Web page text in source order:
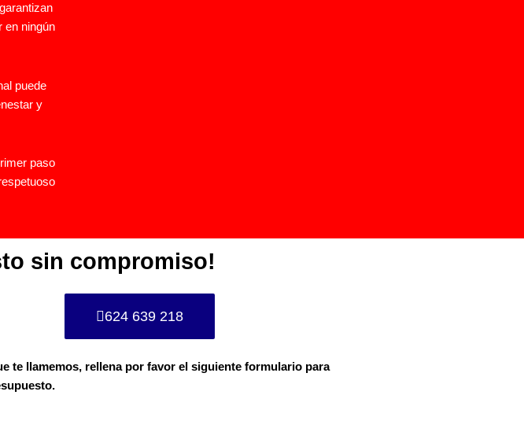
en ningún
puede
y
paso
sin compromiso!
624 639 218
te llamemos, rellena por favor el siguiente formulario para